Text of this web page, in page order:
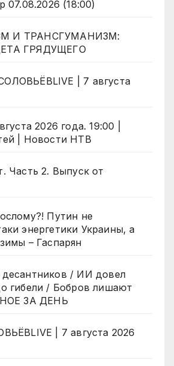
07.08.2026 (18:00)
И ТРАНСГУМАНИЗМ:
ГРЯДУЩЕГО
| 7 августа
2026 года. 19:00 |
| Новости НТВ
Часть 2. Выпуск от
Путин не
энергетики Украины, а
– Гаспарян
/ ИИ довел
гибели / Бобров лишают
ЗА ДЕНЬ
| 7 августа 2026